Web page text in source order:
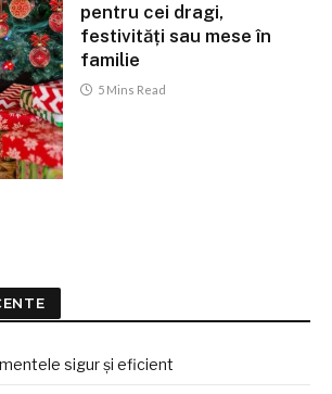
pentru cei dragi,
festivități sau mese în
familie
5 Mins Read
sigur și eficient